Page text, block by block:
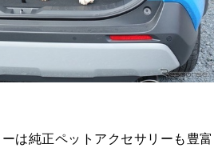
は純正ペットアクセサリーも豊富